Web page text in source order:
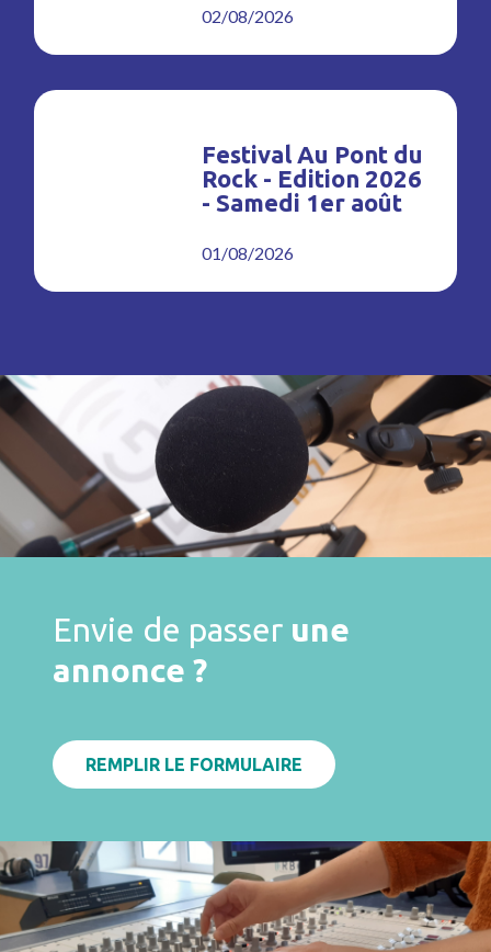
02/08/2026
Festival Au Pont du
Rock - Edition 2026
- Samedi 1er août
01/08/2026
Envie de passer une
annonce ?
REMPLIR LE FORMULAIRE